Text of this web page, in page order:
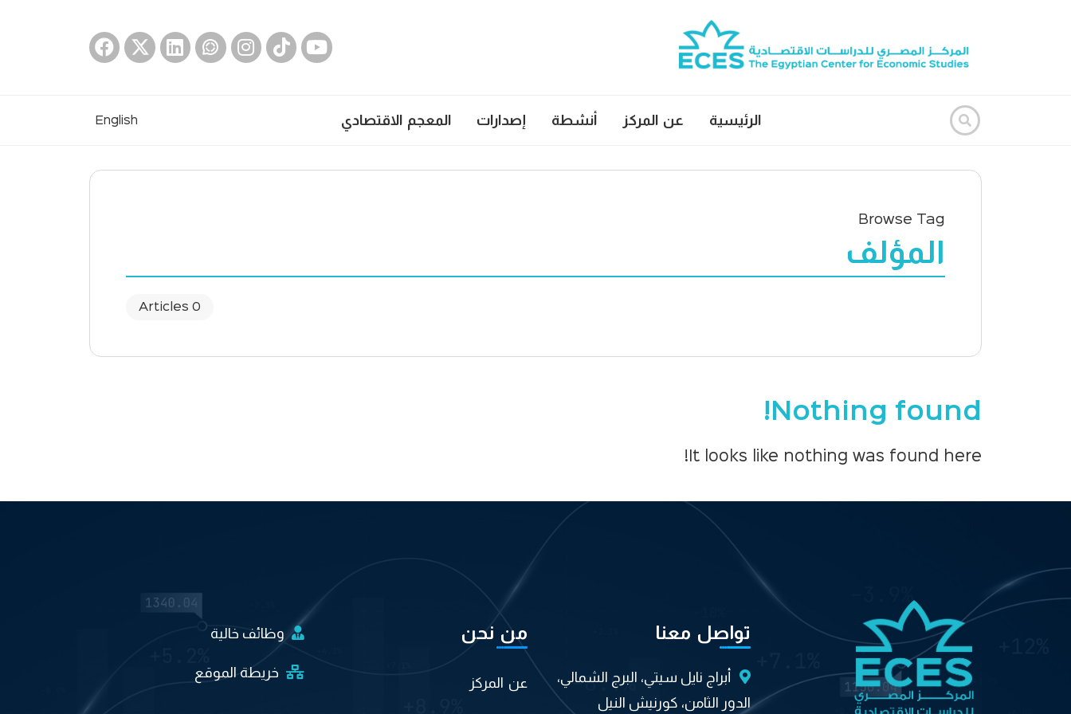
الرئيسية عن المركز أنشطة إصدارات المعجم الاقتصادي English
Browse Tag
المؤلف
0 Articles
Nothing found!
It looks like nothing was found here!
تواصل معنا
أبراج نايل سيتي، البرج الشمالي،
الدور الثامن، كورنيش النيل
من نحن
عن المركز
وظائف خالية
خريطة الموقع